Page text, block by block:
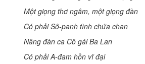
Một giọng thơ ngâm, một giọng đàn
Có phải Sô-panh tình chứa chan
Nâng đàn ca Cô gái Ba Lan
Có phải A-đam hồn vĩ đại